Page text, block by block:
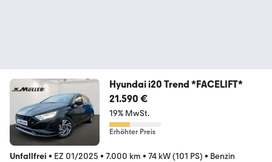
Hyundai i20 Trend *FACELIFT*
21.590 €
19% MwSt.
Erhöhter Preis
Unfallfrei • EZ 01/2025 • 7.000 km • 74 kW (101 PS) • Benzin